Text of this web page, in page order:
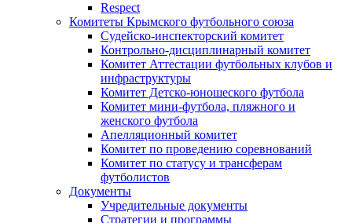
Respect
Комитеты Крымского футбольного союза
Судейско-инспекторский комитет
Контрольно-дисциплинарный комитет
Комитет Аттестации футбольных клубов и
инфраструктуры
Комитет Детско-юношеского футбола
Комитет мини-футбола, пляжного и
женского футбола
Апелляционный комитет
Комитет по проведению соревнований
Комитет по статусу и трансферам
футболистов
Документы
Учредительные документы
Стратегии и программы